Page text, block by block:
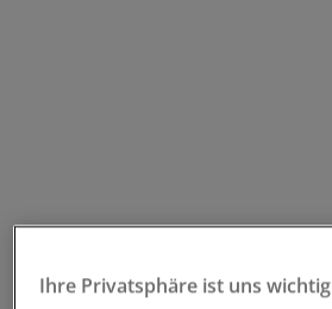
Ihre Privatsphäre ist uns wichtig